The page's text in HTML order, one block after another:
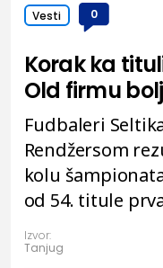
Vesti 0
Korak ka
Old firmu
Fudbaleri
Rendžersom
kolu
od 54. titule
Izvor:
Tanjug